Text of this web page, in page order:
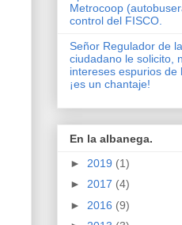
Metrocoop
control del FISCO.
Señor Regulador de
ciudadano le solicito,
intereses espurios de
¡es un chantaje!
En la albanega.
► 2019 (1)
► 2017 (4)
► 2016 (9)